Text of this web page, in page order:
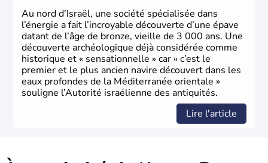
Au nord d’Israël, une société spécialisée dans
l’énergie a fait l’incroyable découverte d’une épave
datant de l’âge de bronze, vieille de 3 000 ans. Une
découverte archéologique déjà considérée comme
historique et « sensationnelle » car « c’est le
premier et le plus ancien navire découvert dans les
eaux profondes de la Méditerranée orientale »
souligne l’Autorité israélienne des antiquités.
Lire l'article